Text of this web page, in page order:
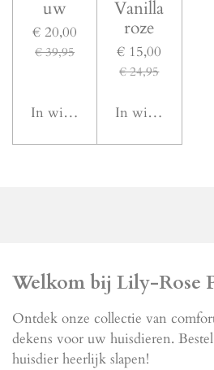
uw
€ 20,00
€ 39,95
In winkelwagen
Vanilla
roze
€ 15,00
€ 24,95
In winkelwagen
Welkom bij Lily-Rose
Ontdek onze collectie van
dekens voor uw huisdieren.
huisdier heerlijk slapen!